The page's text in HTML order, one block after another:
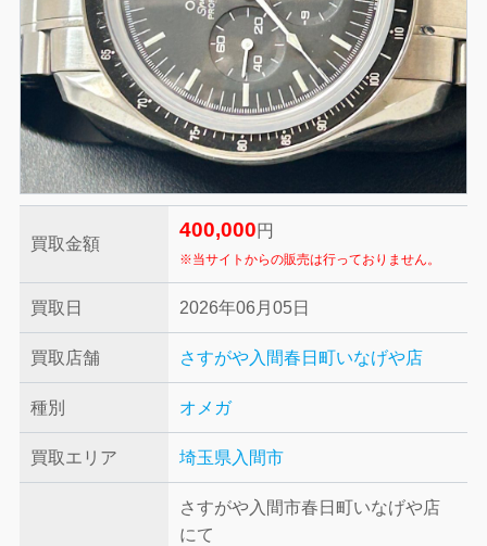
買取金額
400,000 円
※当サイトからの販売は行っておりません。
買取日 2026年06月05日
買取店舗 さすがや入間春日町いなげや店
種別 オメガ
買取エリア 埼玉県入間市
さすがや入間市春日町いなげや店
にて